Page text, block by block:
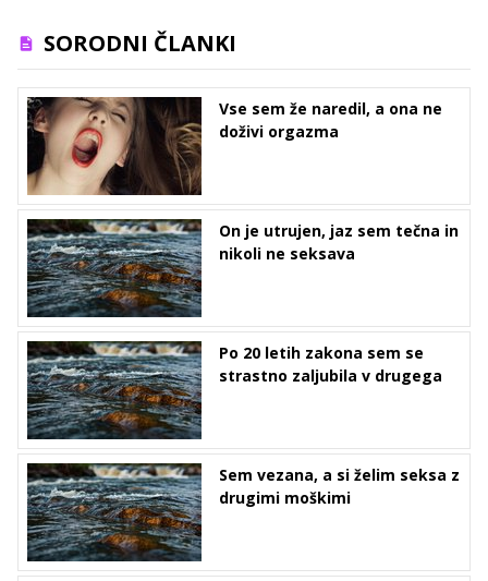
SORODNI ČLANKI
Vse sem že naredil, a ona ne
doživi orgazma
On je utrujen, jaz sem tečna in
nikoli ne seksava
Po 20 letih zakona sem se
strastno zaljubila v drugega
Sem vezana, a si želim seksa z
drugimi moškimi